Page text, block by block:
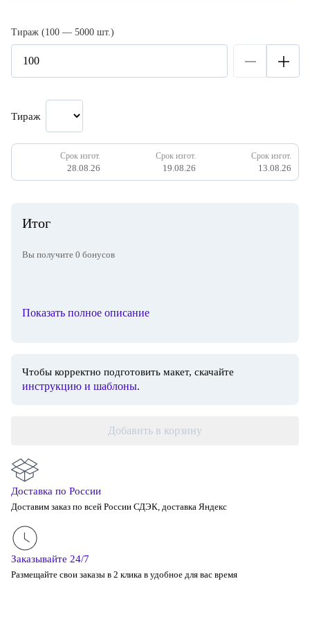
Тираж (100 — 5000 шт.)
Тираж
Срок изгот.
28.08.26
Срок изгот.
19.08.26
Срок изгот.
13.08.26
Итог
Вы получите 0 бонусов
Показать полное описание
Чтобы корректно подготовить макет, скачайте
инструкцию и шаблоны.
Добавить в корзину
Доставка по России
Доставим заказ по всей России СДЭК, доставка Яндекс
Заказывайте 24/7
Размещайте свои заказы в 2 клика в удобное для вас время